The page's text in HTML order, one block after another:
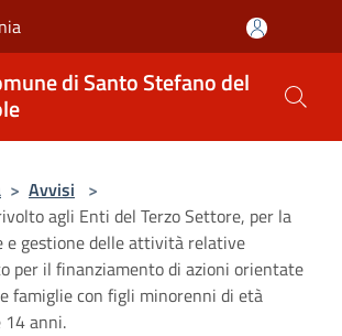
di Santo Stefano del
> Avvisi >
agli Enti del Terzo Settore, per la
e gestione delle attività relative
per il finanziamento di azioni orientate
famiglie con figli minorenni di età
14 anni.